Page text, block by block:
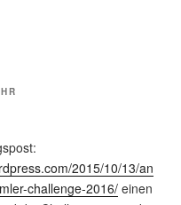
2015/10/13/an
challenge-2016/ einen